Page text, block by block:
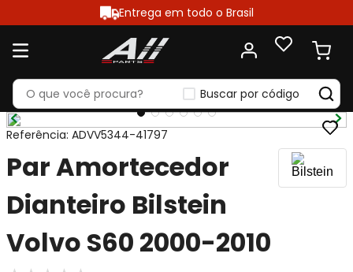
Entrega em todo o Brasil
Buscar por código
Referência: ADVV5344-41797
Par Amortecedor
Dianteiro Bilstein
Volvo S60 2000-2010